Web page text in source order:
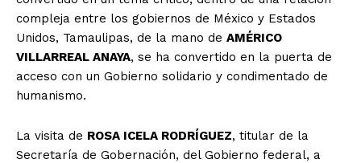
compleja entre los gobiernos de México y Estados
Unidos, Tamaulipas, de la mano de AMÉRICO
VILLARREAL ANAYA, se ha convertido en la puerta de
acceso con un Gobierno solidario y condimentado de
humanismo.
La visita de ROSA ICELA RODRÍGUEZ, titular de la
Secretaría de Gobernación, del Gobierno federal, a